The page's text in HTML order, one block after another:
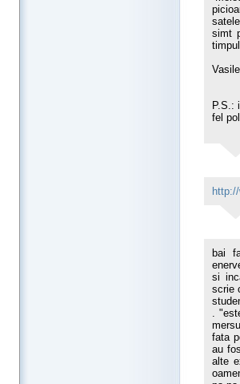
simt
P.S.:
fel
bai
si
scrie
.
fata
au
alte